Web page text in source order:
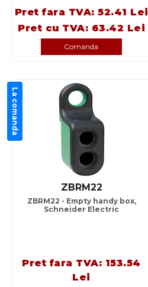
Pret fara TVA: 52.41 Lei
Pret cu TVA: 63.42 Lei
Comanda
La comanda
ZBRM22
ZBRM22 - Empty handy box,
Schneider Electric
Pret fara TVA: 153.54
Lei